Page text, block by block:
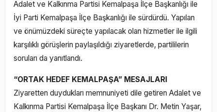
Adalet ve Kalkınma Partisi Kemalpaşa İlçe Başkanlığı ile
İyi Parti Kemalpaşa İlçe Başkanlığı ile sürdürdü. Yapılan
ve önümüzdeki süreçte yapılacak olan hizmetler ile ilgili
karşılıklı görüşlerin paylaşıldığı ziyaretlerde, partililerin
soruları da yanıtlandı.
“ORTAK HEDEF KEMALPAŞA” MESAJLARI
Ziyaretten duydukları memnuniyeti dile getiren Adalet ve
Kalkınma Partisi Kemalpaşa İlçe Başkanı Dr. Metin Yaşar,